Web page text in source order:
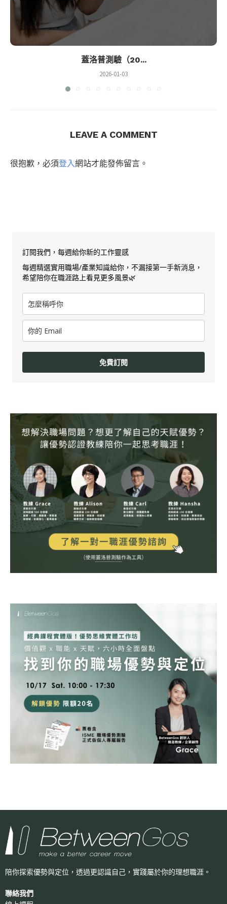
蓋洛普測驗（20...
2026-01-03
LEAVE A COMMENT
很抱歉，必須登入網站才能發佈留言。
訂閱我們，每週給你新的工作靈感
每週精選實用職場/產業知識給你，不漏接第一手新消息，
希望陪你在職涯路上看見更多風景🌿
免費訂閱
陪你探索優勢與定位，透過更認識自己， 實踐屬於你的理想職涯。
聯絡我們